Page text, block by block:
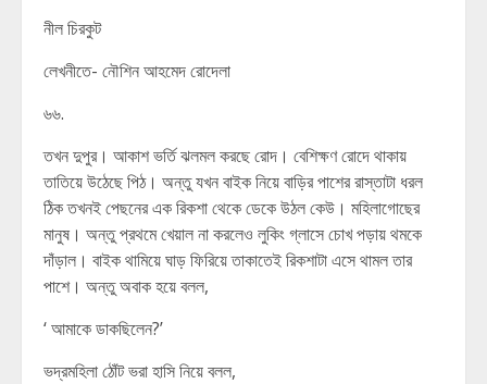
নীল চিরকুট
লেখনীতে- নৌশিন আহমেদ রোদেলা
৬৬.
তখন দুপুর। আকাশ ভর্তি ঝলমল করছে রোদ। বেশিক্ষণ রোদে থাকায়
তাতিয়ে উঠেছে পিঠ। অন্তু যখন বাইক নিয়ে বাড়ির পাশের রাস্তাটা ধরল
ঠিক তখনই পেছনের এক রিকশা থেকে ডেকে উঠল কেউ। মহিলাগোছের
মানুষ। অন্তু প্রথমে খেয়াল না করলেও লুকিং গ্লাসে চোখ পড়ায় থমকে
দাঁড়াল। বাইক থামিয়ে ঘাড় ফিরিয়ে তাকাতেই রিকশাটা এসে থামল তার
পাশে। অন্তু অবাক হয়ে বলল,
‘ আমাকে ডাকছিলেন?’
ভদ্রমহিলা ঠোঁট ভরা হাসি নিয়ে বলল,